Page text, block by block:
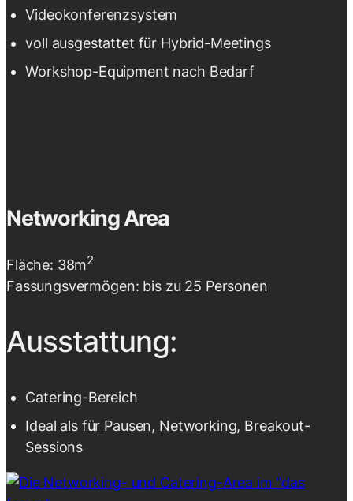
Videokonferenzsystem
voll ausgestattet für Hybrid-Meetings
Workshop-Equipment nach Bedarf
Networking Area
Fläche: 38m2
Fassungsvermögen: bis zu 25 Personen
Ausstattung:
Catering-Bereich
Ideal als für Pausen, Networking, Breakout-
Sessions